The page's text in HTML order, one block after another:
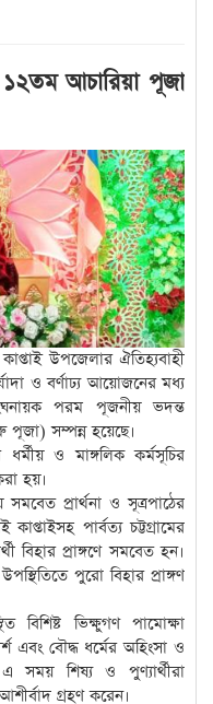
১২তম আচারিয়া পূজা
কাপ্তাই উপজেলার ঐতিহ্যবাহী
ও বর্ণাঢ্য আয়োজনের মধ্য
পরম পূজনীয় ভদন্ত
সম্পন্ন হয়েছে।
ধর্মীয় ও মাঙ্গলিক কর্মসূচির
হয়।
প্রার্থনা ও সূত্রপাঠের
পার্বত্য চট্টগ্রামের
বিহার প্রাঙ্গণে সমবেত হন।
পুরো বিহার প্রাঙ্গণ
বিশিষ্ট ভিক্ষুগণ পামোক্ষা
এবং বৌদ্ধ ধর্মের অহিংসা ও
সময় শিষ্য ও পুণ্যার্থীরা
গ্রহণ করেন।